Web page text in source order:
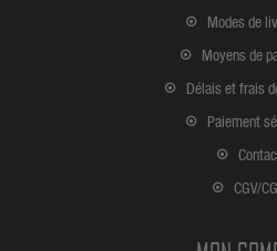
Modes de
Moyens de
Délais et frais
Paiement
CGV/